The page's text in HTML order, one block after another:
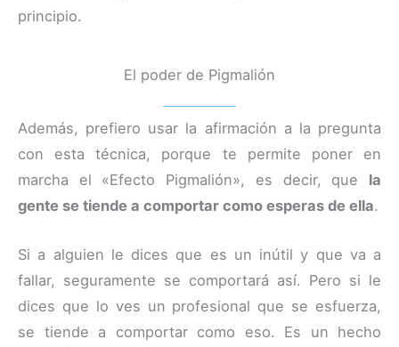
principio.
El poder de Pigmalión
Además, prefiero usar la afirmación a la pregunta
con esta técnica, porque te permite poner en
marcha el «Efecto Pigmalión», es decir, que la
gente se tiende a comportar como esperas de ella.
Si a alguien le dices que es un inútil y que va a
fallar, seguramente se comportará así. Pero si le
dices que lo ves un profesional que se esfuerza,
se tiende a comportar como eso. Es un hecho